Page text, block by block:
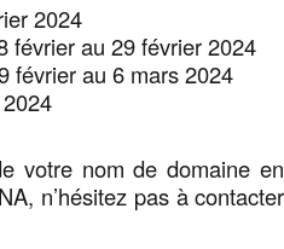
2024
février au 29 février 2024
février au 6 mars 2024
votre nom de domaine en
n’hésitez pas à contacter